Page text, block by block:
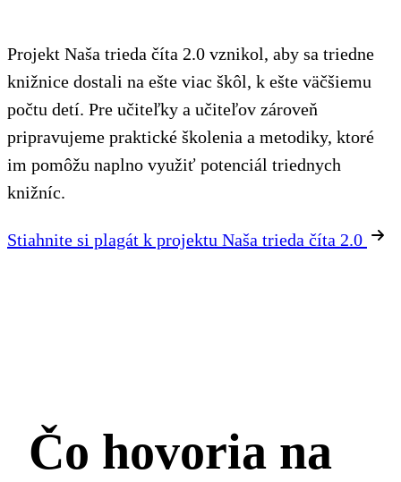
Projekt Naša trieda číta 2.0 vznikol, aby sa triedne
knižnice dostali na ešte viac škôl, k ešte väčšiemu
počtu detí. Pre učiteľky a učiteľov zároveň
pripravujeme praktické školenia a metodiky, ktoré
im pomôžu naplno využiť potenciál triednych
knižníc.
Stiahnite si plagát k projektu Naša trieda číta 2.0
Čo hovoria na